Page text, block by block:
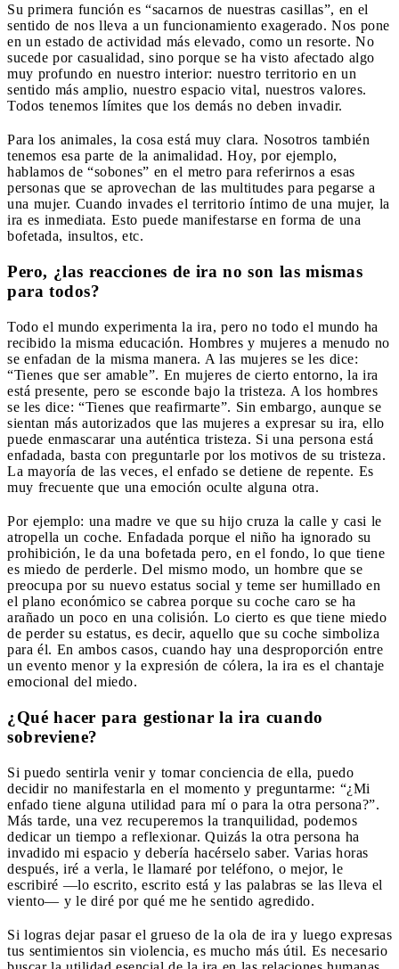
Su primera función es “sacarnos de nuestras casillas”, en el
sentido de nos lleva a un funcionamiento exagerado. Nos pone
en un estado de actividad más elevado, como un resorte. No
sucede por casualidad, sino porque se ha visto afectado algo
muy profundo en nuestro interior: nuestro territorio en un
sentido más amplio, nuestro espacio vital, nuestros valores.
Todos tenemos límites que los demás no deben invadir.
Para los animales, la cosa está muy clara. Nosotros también
tenemos esa parte de la animalidad. Hoy, por ejemplo,
hablamos de “sobones” en el metro para referirnos a esas
personas que se aprovechan de las multitudes para pegarse a
una mujer. Cuando invades el territorio íntimo de una mujer, la
ira es inmediata. Esto puede manifestarse en forma de una
bofetada, insultos, etc.
Pero, ¿las reacciones de ira no son las mismas
para todos?
Todo el mundo experimenta la ira, pero no todo el mundo ha
recibido la misma educación. Hombres y mujeres a menudo no
se enfadan de la misma manera. A las mujeres se les dice:
“Tienes que ser amable”. En mujeres de cierto entorno, la ira
está presente, pero se esconde bajo la tristeza. A los hombres
se les dice: “Tienes que reafirmarte”. Sin embargo, aunque se
sientan más autorizados que las mujeres a expresar su ira, ello
puede enmascarar una auténtica tristeza. Si una persona está
enfadada, basta con preguntarle por los motivos de su tristeza.
La mayoría de las veces, el enfado se detiene de repente. Es
muy frecuente que una emoción oculte alguna otra.
Por ejemplo: una madre ve que su hijo cruza la calle y casi le
atropella un coche. Enfadada porque el niño ha ignorado su
prohibición, le da una bofetada pero, en el fondo, lo que tiene
es miedo de perderle. Del mismo modo, un hombre que se
preocupa por su nuevo estatus social y teme ser humillado en
el plano económico se cabrea porque su coche caro se ha
arañado un poco en una colisión. Lo cierto es que tiene miedo
de perder su estatus, es decir, aquello que su coche simboliza
para él. En ambos casos, cuando hay una desproporción entre
un evento menor y la expresión de cólera, la ira es el chantaje
emocional del miedo.
¿Qué hacer para gestionar la ira cuando
sobreviene?
Si puedo sentirla venir y tomar conciencia de ella, puedo
decidir no manifestarla en el momento y preguntarme: “¿Mi
enfado tiene alguna utilidad para mí o para la otra persona?”.
Más tarde, una vez recuperemos la tranquilidad, podemos
dedicar un tiempo a reflexionar. Quizás la otra persona ha
invadido mi espacio y debería hacérselo saber. Varias horas
después, iré a verla, le llamaré por teléfono, o mejor, le
escribiré —lo escrito, escrito está y las palabras se las lleva el
viento— y le diré por qué me he sentido agredido.
Si logras dejar pasar el grueso de la ola de ira y luego expresas
tus sentimientos sin violencia, es mucho más útil. Es necesario